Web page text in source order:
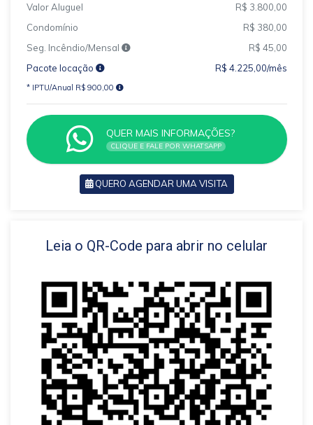
Valor Aluguel
R$ 3.800,00
Condomínio
R$ 380,00
Seg. Incêndio/Mensal
R$ 45,00
Pacote locação
R$ 4.225,00/mês
* IPTU/Anual R$ 900,00
QUER MAIS INFORMAÇÕES?
CLIQUE E FALE POR WHATSAPP
QUERO AGENDAR UMA VISITA
VOLTAR
Leia o QR-Code para abrir no celular